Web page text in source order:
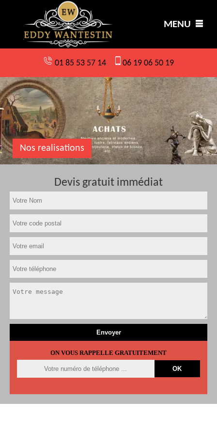
MENU
01 85 53 57 14 06 19 06 50 19
Nos realisations
Devis gratuit immédiat
ON VOUS RAPPELLE GRATUITEMENT